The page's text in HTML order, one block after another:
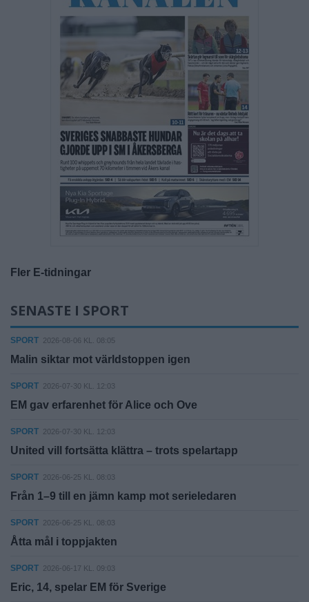
Fler E-tidningar
SENASTE I SPORT
SPORT 2026-08-06 KL. 08:05
Malin siktar mot världstoppen igen
SPORT 2026-07-30 KL. 12:03
EM gav erfarenhet för Alice och Ove
SPORT 2026-07-30 KL. 12:03
United vill fortsätta klättra – trots spelartapp
SPORT 2026-06-25 KL. 08:03
Från 1–9 till en jämn kamp mot serieledaren
SPORT 2026-06-25 KL. 08:03
Åtta mål i toppjakten
SPORT 2026-06-17 KL. 09:03
Eric, 14, spelar EM för Sverige